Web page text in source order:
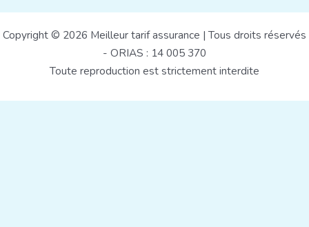
Copyright © 2026 Meilleur tarif assurance | Tous droits réservés
- ORIAS : 14 005 370
Toute reproduction est strictement interdite